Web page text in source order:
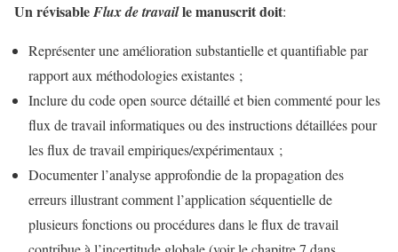
Un révisableFlux de travaille manuscrit doit:
Représenter une amélioration substantielle et quantifiable par
rapport aux méthodologies existantes ;
Inclure du code open source détaillé et bien commenté pour les
flux de travail informatiques ou des instructions détaillées pour
les flux de travail empiriques/expérimentaux ;
Documenter l’analyse approfondie de la propagation des
erreurs illustrant comment l’application séquentielle de
plusieurs fonctions ou procédures dans le flux de travail